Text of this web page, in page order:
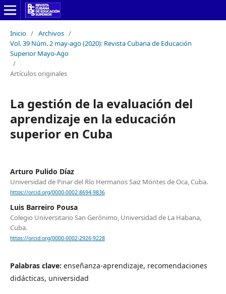
Inicio / Archivos /
Vol. 39 Núm. 2 may-ago (2020): Revista Cubana de Educación
Superior Mayo-Ago
/
Artículos originales
La gestión de la evaluación del
aprendizaje en la educación
superior en Cuba
Arturo Pulido Díaz
Universidad de Pinar del Río Hermanos Saiz Montes de Oca, Cuba.
https://orcid.org/0000-0002-8694-9836
Luis Barreiro Pousa
Colegio Universitario San Gerónimo, Universidad de La Habana,
Cuba.
https://orcid.org/0000-0002-2926-9228
Palabras clave: enseñanza-aprendizaje, recomendaciones
didácticas, universidad